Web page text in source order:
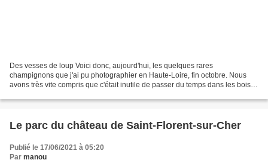
Des vesses de loup Voici donc, aujourd'hui, les quelques rares
champignons que j'ai pu photographier en Haute-Loire, fin octobre. Nous
avons très vite compris que c'était inutile de passer du temps dans les bois
Le parc du château de Saint-Florent-sur-Cher
Publié le 17/06/2021 à 05:20
Par manou